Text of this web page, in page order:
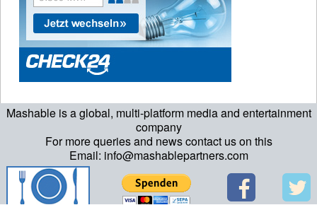
Mashable is a global, multi-platform media and entertainment
company
For more queries and news contact us on this
Email: info@mashablepartners.com